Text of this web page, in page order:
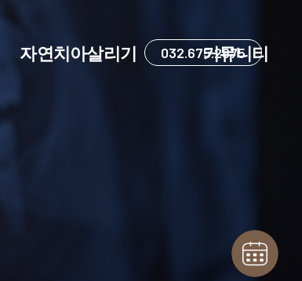
자연치아살리기 커뮤니티
032.675.2875